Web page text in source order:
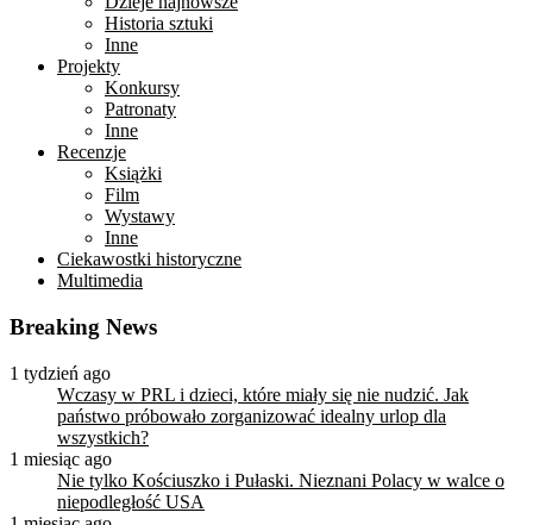
Historia sztuki
Inne
Projekty
Konkursy
Patronaty
Inne
Recenzje
Książki
Film
Wystawy
Inne
Ciekawostki historyczne
Multimedia
Breaking News
1 tydzień ago
Wczasy w PRL i dzieci, które miały się nie nudzić. Jak
państwo próbowało zorganizować idealny urlop dla
wszystkich?
1 miesiąc ago
Nie tylko Kościuszko i Pułaski. Nieznani Polacy w walce o
niepodległość USA